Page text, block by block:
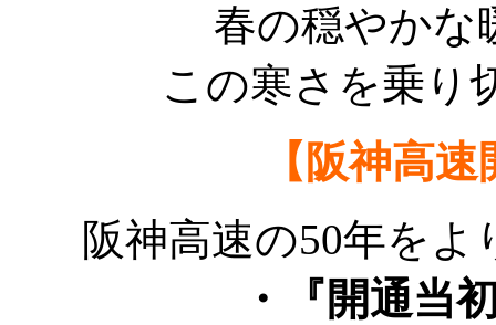
春の穏やかな
この寒さを乗り
【阪神高
阪神高速の50年を
・『開通当